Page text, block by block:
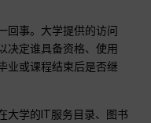
回事。大学提供的访问
决定谁具备资格、使用
业或课程结束后是否继
大学的IT服务目录、图书